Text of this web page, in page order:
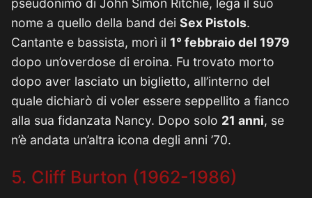
pseudonimo di John Simon Ritchie, lega il suo
nome a quello della band dei Sex Pistols.
Cantante e bassista, morì il 1° febbraio del 1979
dopo un’overdose di eroina. Fu trovato morto
dopo aver lasciato un biglietto, all’interno del
quale dichiarò di voler essere seppellito a fianco
alla sua fidanzata Nancy. Dopo solo 21 anni, se
n’è andata un’altra icona degli anni ’70.
5. Cliff Burton (1962-1986)